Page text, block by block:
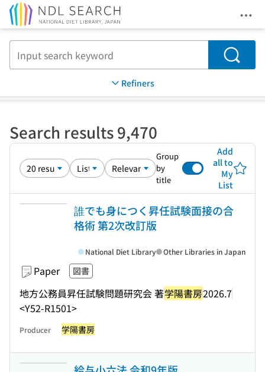
Search
Refiners
Search results 9,470
Group
by
title
Add
all to
My
List
誰でも身につく昇任試験面接の合
格術 第2次改訂版
Paper 図書
地方公務員昇任試験問題研究会 著学陽書房2026.7
<Y52-R1501>
National Diet Library Other Libraries in Japan
Producer 学陽書房